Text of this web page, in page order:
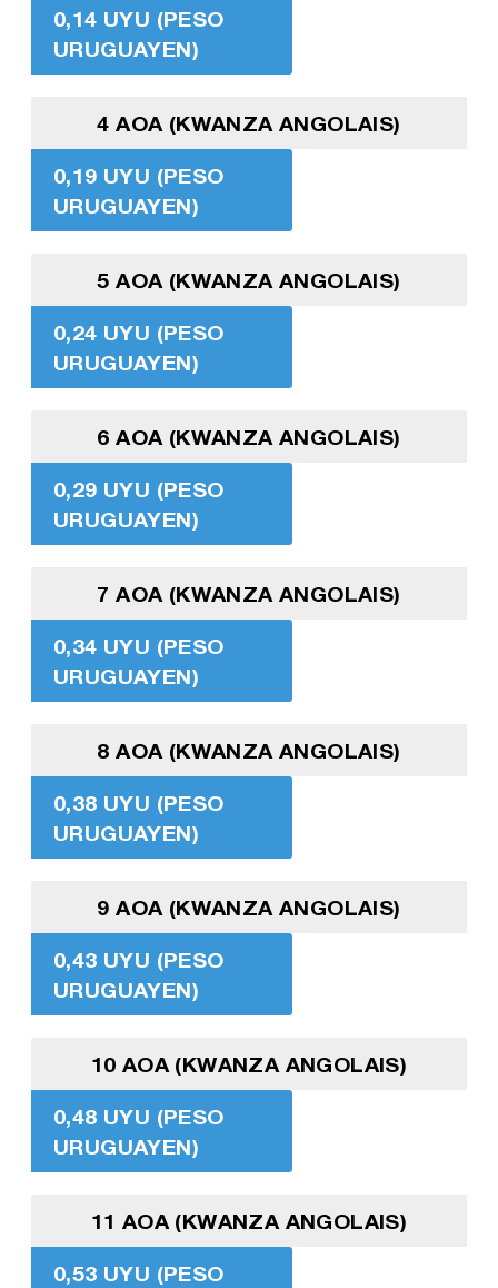
0,14 UYU (PESO
URUGUAYEN)
4 AOA (KWANZA ANGOLAIS)
0,19 UYU (PESO
URUGUAYEN)
5 AOA (KWANZA ANGOLAIS)
0,24 UYU (PESO
URUGUAYEN)
6 AOA (KWANZA ANGOLAIS)
0,29 UYU (PESO
URUGUAYEN)
7 AOA (KWANZA ANGOLAIS)
0,34 UYU (PESO
URUGUAYEN)
8 AOA (KWANZA ANGOLAIS)
0,38 UYU (PESO
URUGUAYEN)
9 AOA (KWANZA ANGOLAIS)
0,43 UYU (PESO
URUGUAYEN)
10 AOA (KWANZA ANGOLAIS)
0,48 UYU (PESO
URUGUAYEN)
11 AOA (KWANZA ANGOLAIS)
0,53 UYU (PESO